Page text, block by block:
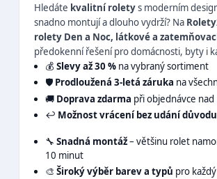
Hledáte kvalitní roletys moderním
snadno montují a dlouho vydrží? Na
rolety Den a Noc, látkové a
předokenní řešení pro domácnosti, byty i
💰 Slevy až 30 %na vybraný sortiment
🛡️ Prodloužená 3-letá záruka na
🚚 Doprava zdarma při objednávce nad
↩️ Možnost vrácení bez udání důvodu
🔧 Snadná montáž– většinu rolet
10 minut
🎨 Široký výběr barev a typů pro